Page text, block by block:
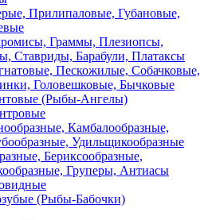
Прилипаловые, Губановые,
Граммы, Плезиопсы,
Ставриды, Барабули, Платаксы
Пескожилые, Собачковые,
Головешковые, Бычковые
(Рыбы-Ангелы)
Камбалообразные,
Удильщикообразные
Бериксообразные,
Груперы, Антиасы
(Рыбы-Бабочки)